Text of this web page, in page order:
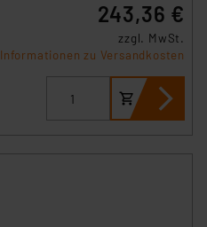
243,36 €
zzgl. MwSt.
Informationen zu Versandkosten